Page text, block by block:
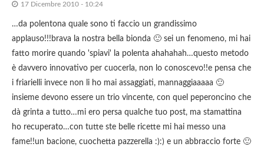
17 Dicembre 2010 - 10:24
…da polentona quale sono ti faccio un grandissimo
applauso!!!brava la nostra bella bionda 🙂 sei un fenomeno, mi hai
fatto morire quando 'spiavi' la polenta ahahahah…questo metodo
è davvero innovativo per cuocerla, non lo conoscevo!!e pensa che
i friarielli invece non li ho mai assaggiati, mannaggiaaaaa 🙂
insieme devono essere un trio vincente, con quel peperoncino che
dà grinta a tutto…mi ero persa qualche tuo post, ma stamattina
ho recuperato…con tutte ste belle ricette mi hai messo una
fame!!un bacione, cuochetta pazzerella :):) e un abbraccio forte 🙂